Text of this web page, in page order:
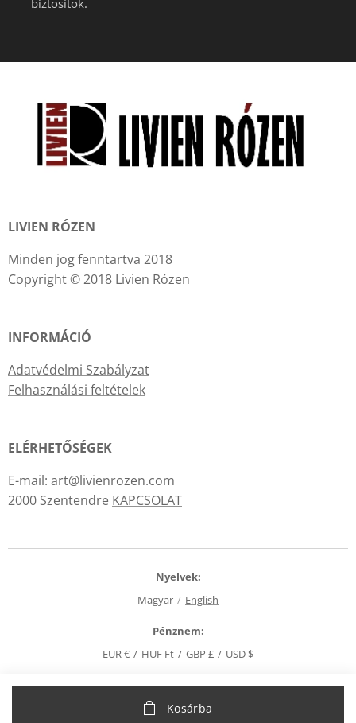
Kosárba
biztosítok.
LIVIEN RÓZEN
Minden jog fenntartva 2018
Copyright © 2018 Livien Rózen
INFORMÁCIÓ
Adatvédelmi Szabályzat
Felhasználási feltételek
ELÉRHETŐSÉGEK
E-mail: art@livienrozen.com
2000 Szentendre KAPCSOLAT
Nyelvek
Magyar
English
Pénznem
EUR €
HUF Ft GBP £ USD $